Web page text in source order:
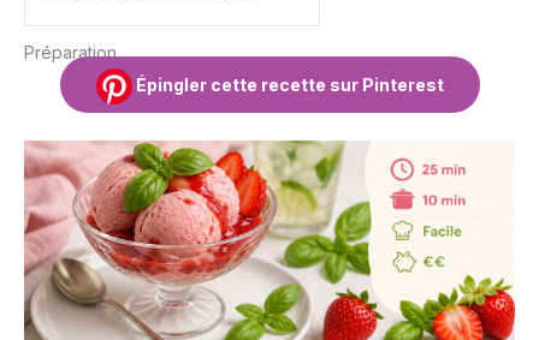
Préparation
Épingler cette recette sur Pinterest